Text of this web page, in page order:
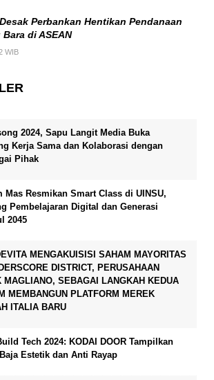
Perbankan Hentikan Pendanaan
di ASEAN
WIB
2024, Sapu Langit Media Buka
Kerja Sama dan Kolaborasi dengan
Pihak
Mas Resmikan Smart Class di UINSU,
Pembelajaran Digital dan Generasi
2045
MENGAKUISISI SAHAM MAYORITAS
DISTRICT, PERUSAHAAN
MAGLIANO, SEBAGAI LANGKAH KEDUA
MEMBANGUN PLATFORM MEREK
ITALIA BARU
Tech 2024: KODAI DOOR Tampilkan
Estetik dan Anti Rayap